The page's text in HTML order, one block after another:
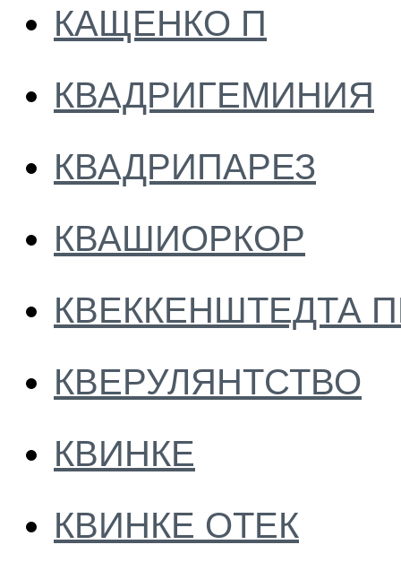
КАЩЕНКО П
КВАДРИГЕМИНИЯ
КВАДРИПАРЕЗ
КВАШИОРКОР
КВЕККЕНШТЕДТА
КВЕРУЛЯНТСТВО
КВИНКЕ
КВИНКЕ ОТЕК